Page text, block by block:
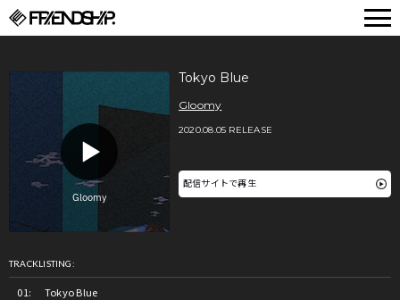
Tokyo Blue
Gloomy
2020.08.05 RELEASE
配信サイトで再生
TRACKLISTING:
Tokyo Blue